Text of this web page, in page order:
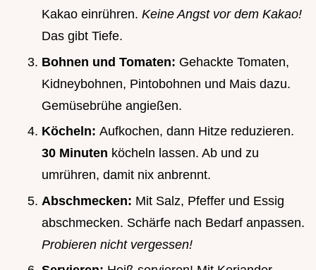
Kakao einrühren. Keine Angst vor dem Kakao!
Das gibt Tiefe.
Bohnen und Tomaten: Gehackte Tomaten,
Kidneybohnen, Pintobohnen und Mais dazu.
Gemüsebrühe angießen.
Köcheln: Aufkochen, dann Hitze reduzieren.
30 Minuten köcheln lassen. Ab und zu
umrühren, damit nix anbrennt.
Abschmecken: Mit Salz, Pfeffer und Essig
abschmecken. Schärfe nach Bedarf anpassen.
Probieren nicht vergessen!